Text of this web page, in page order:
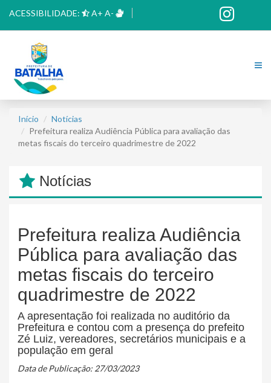
ACESSIBILIDADE: A+ A-
Início
Notícias
Prefeitura realiza Audiência Pública para avaliação das
metas fiscais do terceiro quadrimestre de 2022
Notícias
Prefeitura realiza Audiência
Pública para avaliação das
metas fiscais do terceiro
quadrimestre de 2022
A apresentação foi realizada no auditório da
Prefeitura e contou com a presença do prefeito
Zé Luiz, vereadores, secretários municipais e a
população em geral
Data de Publicação: 27/03/2023